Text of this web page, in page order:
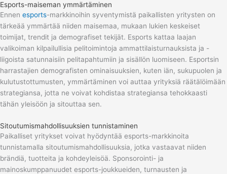
Esports-maiseman ymmärtäminen
Ennen esports-markkinoihin syventymistä paikallisten yritysten on
tärkeää ymmärtää niiden maisemaa, mukaan lukien keskeiset
toimijat, trendit ja demografiset tekijät. Esports kattaa laajan
valikoiman kilpailullisia pelitoimintoja ammattilaisturnauksista ja -
liigoista satunnaisiin pelitapahtumiin ja sisällön luomiseen. Esportsin
harrastajien demografisten ominaisuuksien, kuten iän, sukupuolen ja
kulutustottumusten, ymmärtäminen voi auttaa yrityksiä räätälöimään
strategiansa, jotta ne voivat kohdistaa strategiansa tehokkaasti
tähän yleisöön ja sitouttaa sen.
Sitoutumismahdollisuuksien tunnistaminen
Paikalliset yritykset voivat hyödyntää esports-markkinoita
tunnistamalla sitoutumismahdollisuuksia, jotka vastaavat niiden
brändiä, tuotteita ja kohdeyleisöä. Sponsorointi- ja
mainoskumppanuudet esports-joukkueiden, turnausten ja